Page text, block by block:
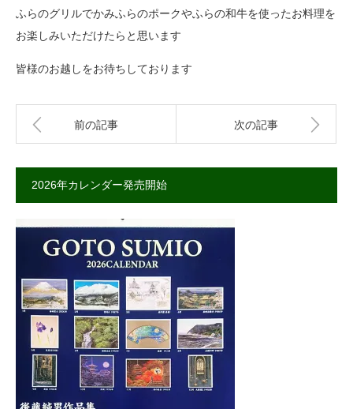
ふらのグリルでかみふらのポークやふらの和牛を使ったお料理を
お楽しみいただけたらと思います
皆様のお越しをお待ちしております
前の記事 次の記事
2026年カレンダー発売開始